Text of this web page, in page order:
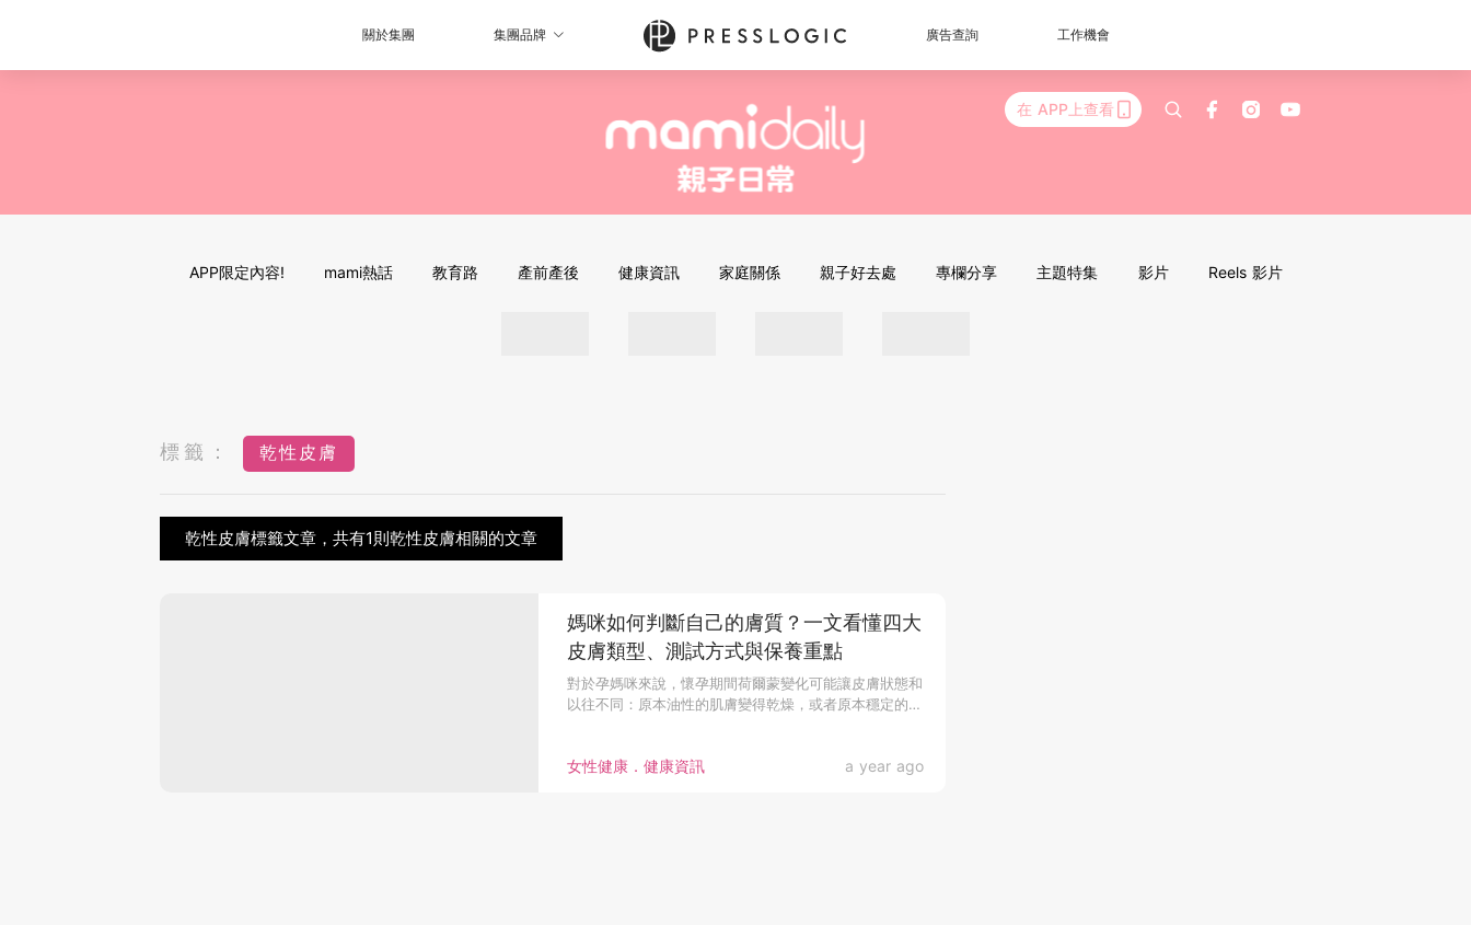
關於集團 集團品牌 廣告查詢 工作機會
在 APP上查看
APP限定內容! mami熱話 教育路 產前產後 健康資訊 家庭關係 親子好去處 專欄分享 主題特集 影片 Reels 影片
標籤： 乾性皮膚
乾性皮膚標籤文章，共有1則乾性皮膚相關的文章
女性健康．健康資訊 a year ago
媽咪如何判斷自己的膚質？一文看懂四大
皮膚類型、測試方式與保養重點
對於孕媽咪來說，懷孕期間荷爾蒙變化可能讓皮膚狀態和
以往不同：原本油性的肌膚變得乾燥，或者原本穩定的膚